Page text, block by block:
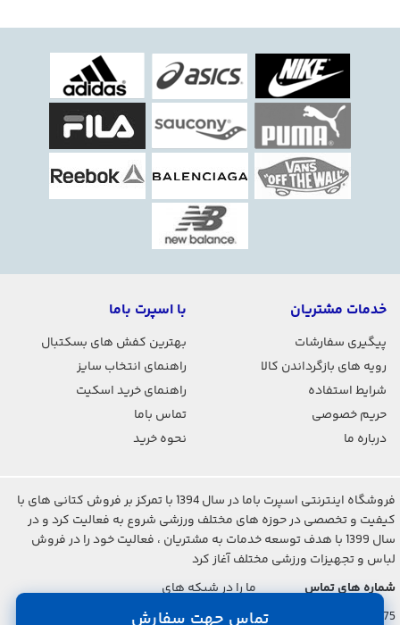
تماس جهت سفارش
خدمات مشتریان
پیگیری سفارشات
رویه های بازگرداندن کالا
شرایط استفاده
حریم خصوصی
درباره ما
با اسپرت باما
بهترین کفش های بسکتبال
راهنمای انتخاب سایز
راهنمای خرید اسکیت
تماس باما
نحوه خرید
فروشگاه اینترنتی اسپرت باما در سال 1394 با تمرکز بر فروش کتانی های با
کیفیت و تخصصی در حوزه های مختلف ورزشی شروع به فعالیت کرد و در
سال 1399 با هدف توسعه خدمات به مشتریان ، فعالیت خود را در فروش
لباس و تجهیزات ورزشی مختلف آغاز کرد
شماره های تماس
021-2842-7275
ما را در شبکه های
اجتماعی دنبال کنید